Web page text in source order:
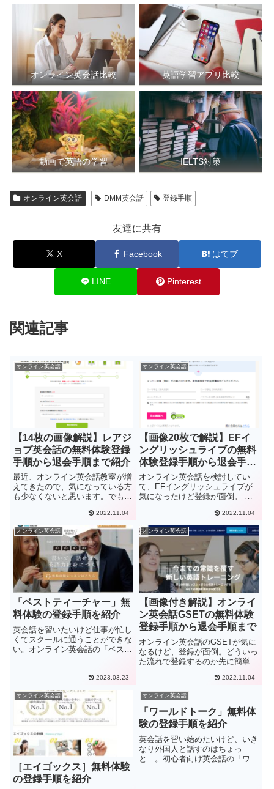
オンライン英会話比較 英語学習アプリ比較
動画で英語の学習 IELTS対策
オンライン英会話 DMM英会話 登録手順
友達に共有
X Facebook はてブ
LINE Pinterest
関連記事
オンライン英会話
【14枚の画像解説】レアジ
ョブ英会話の無料体験登録
手順から退会手順まで紹介
最近、オンライン英会話教室が増
えてきたので、気になっている方
も少なくないと思います。でもど
い、面倒そうと敬遠されている方
もいるのではないでしょうか。こ
こでは、レアジョブ英会話の無料
体験の登録手順からレッスンの予
約...
2022.11.04
オンライン英会話
【画像20枚で解説】EFイ
ングリッシュライブの無料
体験登録手順から退会手順
まで
オンライン英会話を検討してい
て、EFイングリッシュライブが
気になったけど登録が面倒。 登
聞いたので、先に手順が知りた
い。今回はこのような方のために
EFイングリッシュライブの、無
料体験の登録手順、レッスンの受
け方...
2022.11.04
オンライン英会話
「ベストティーチャー」無
料体験の登録手順を紹介
英会話を習いたいけど仕事が忙し
くてスクールに通うことができな
い。オンライン英会話の「ベスト
ど、オンラインなら時間を気にせ
ずにできるのでしょうか。登録は
簡単にできるのでしょうか。
「ベ...
2023.03.23
オンライン英会話
【画像付き解説】オンライ
ン英会話GSETの無料体験
登録手順から退会手順まで
オンライン英会話のGSETが気に
なるけど、登録が面倒。どういっ
た流れで登録するのか先に簡単に
みにこたえていきます。ビジネス
特化のオンライン英会話で有名な
GSETですが、他のオンライン英
会話と比べて、登録の手順が...
2022.11.04
オンライン英会話
［エイゴックス］無料体験
の登録手順を紹介
オンライン英会話
「ワールドトーク」無料体
験の登録手順を紹介
英会話を習い始めたいけど、いき
なり外国人と話すのはちょっ
と…。初心者向け英会話の「ワー